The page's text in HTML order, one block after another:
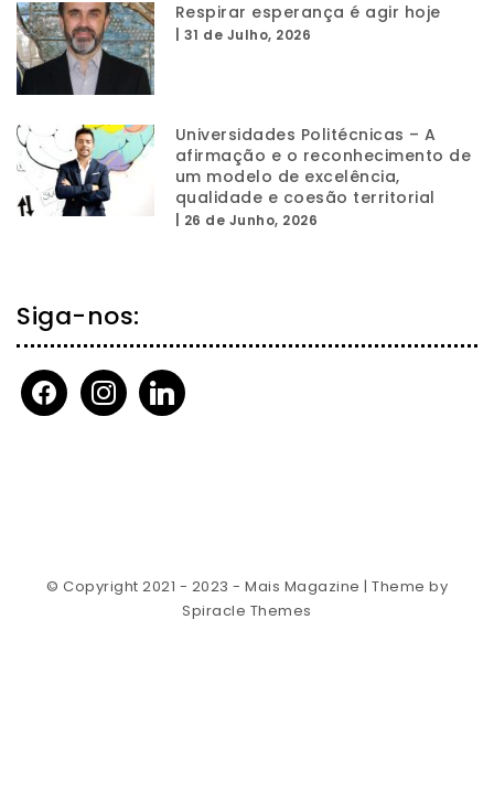
Respirar esperança é agir hoje
31 de Julho, 2026
Universidades Politécnicas – A
afirmação e o reconhecimento de
um modelo de excelência,
qualidade e coesão territorial
26 de Junho, 2026
Siga-nos:
facebookinstagramlinkedin
© Copyright 2021 - 2023 - Mais Magazine | Theme by
Spiracle Themes